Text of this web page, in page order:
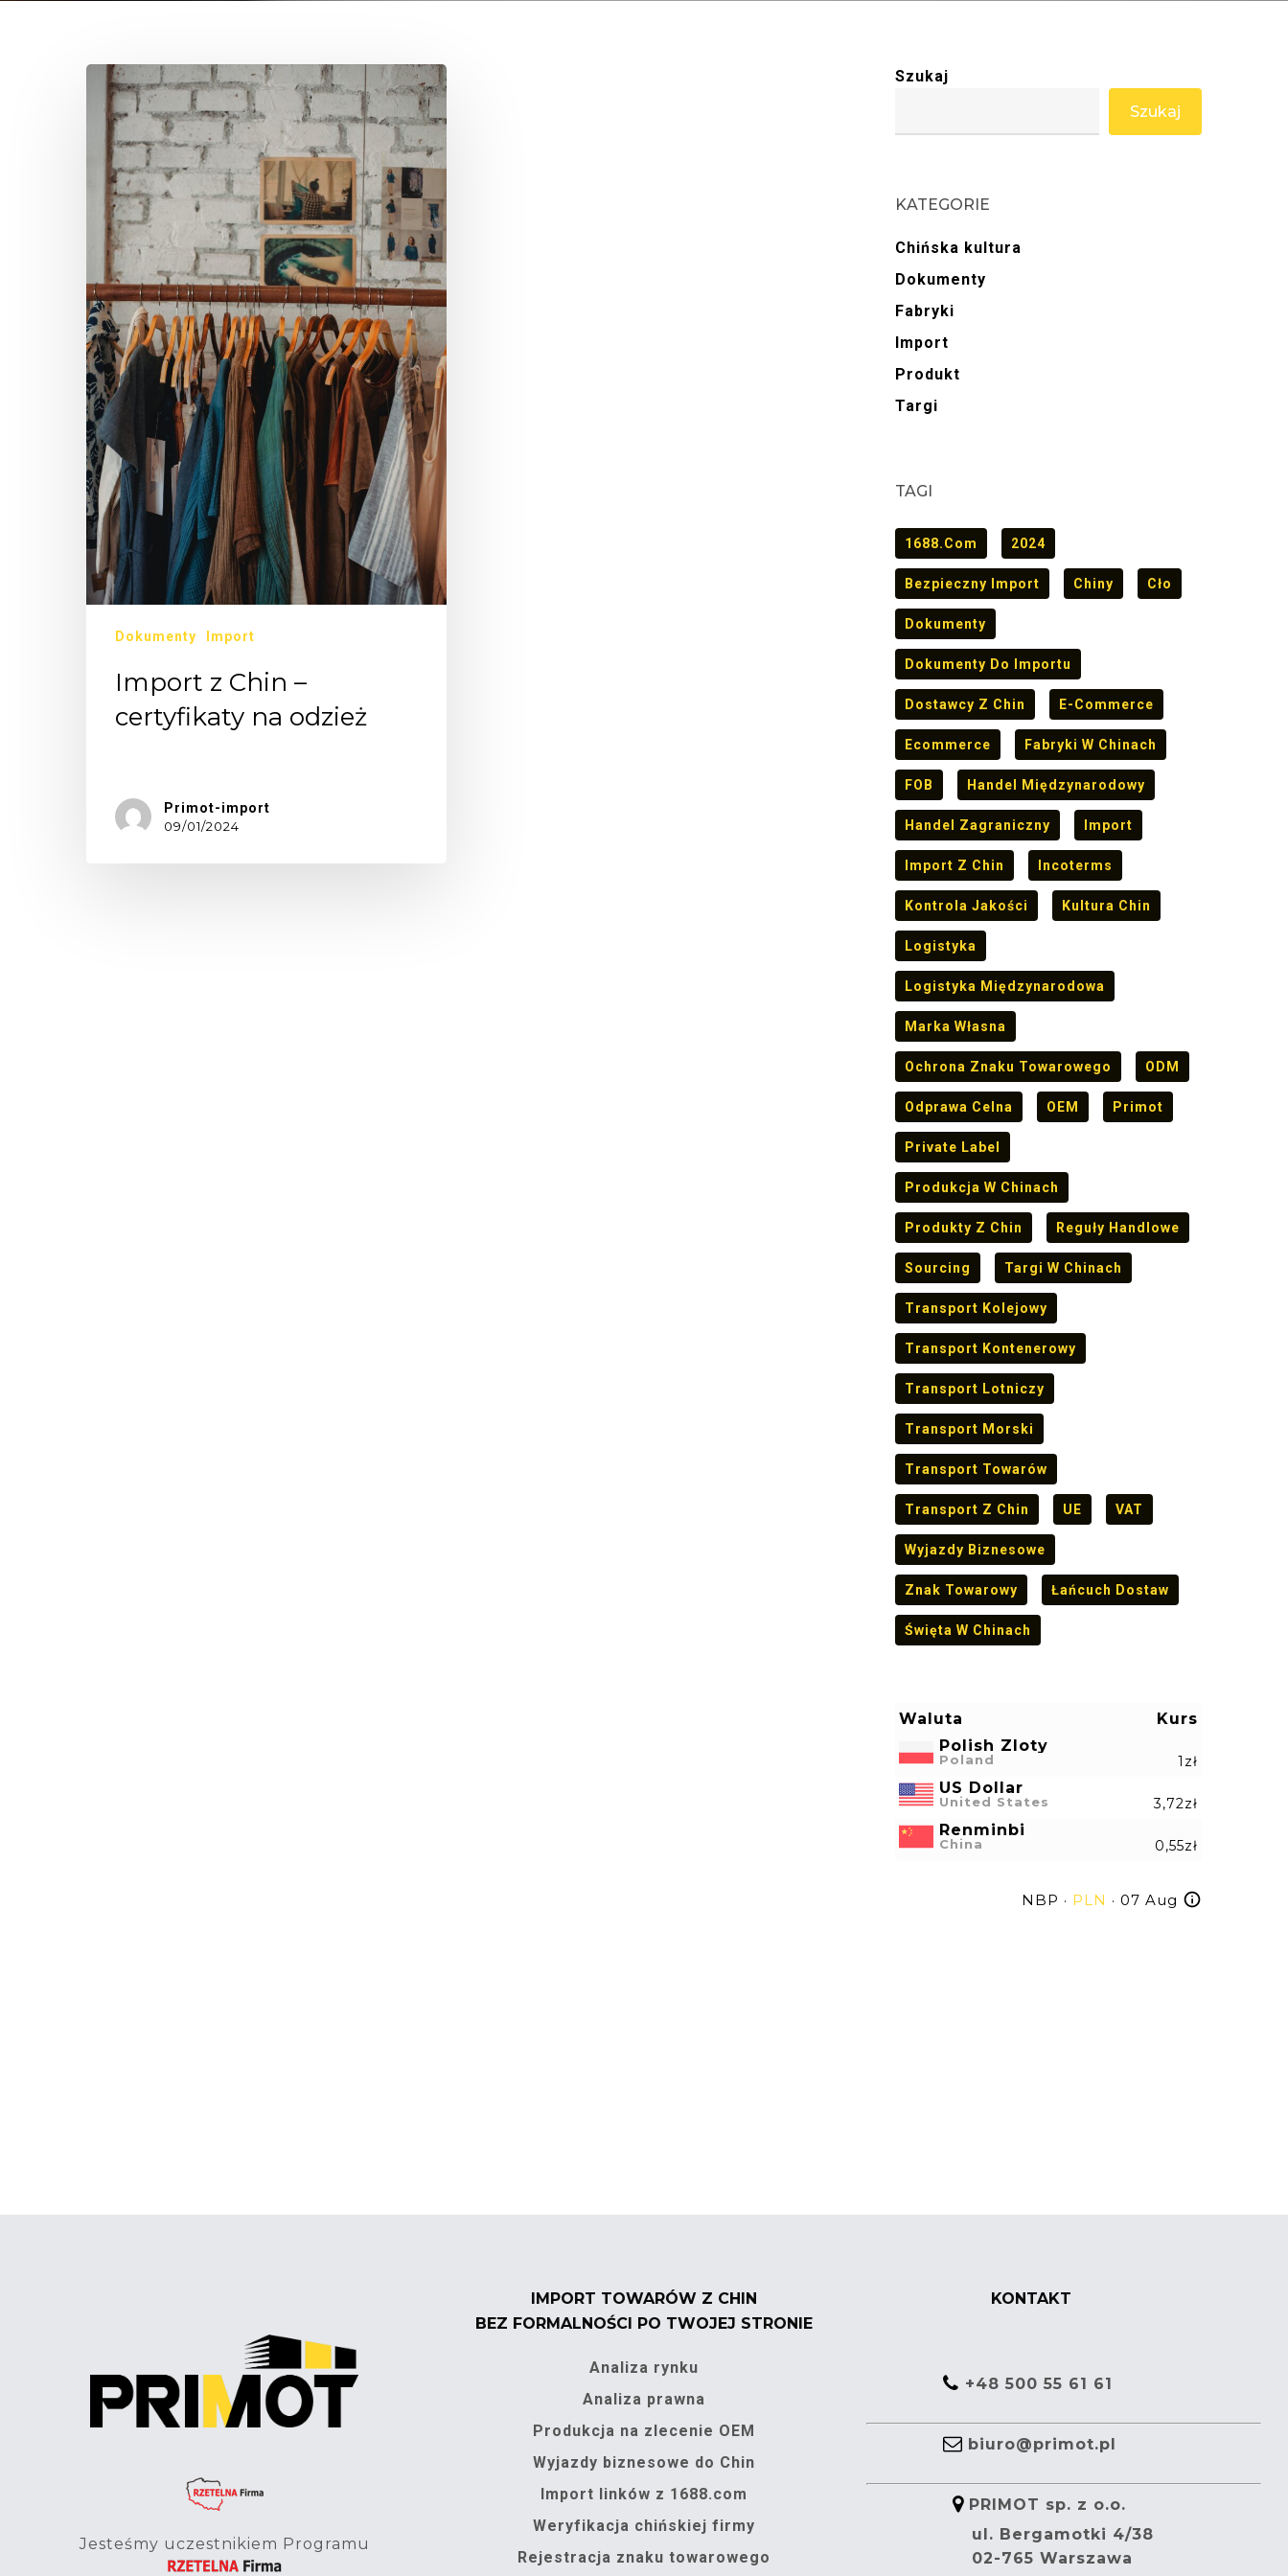
Dokumenty Import
Import z Chin –
certyfikaty na odzież
Primot-import
09/01/2024
Szukaj
Szukaj
KATEGORIE
Chińska kultura
Dokumenty
Fabryki
Import
Produkt
Targi
TAGI
1688.com 2024
Bezpieczny Import Chiny Cło
Dokumenty
Dokumenty Do Importu
Dostawcy Z Chin E-Commerce
Ecommerce Fabryki W Chinach
FOB Handel Międzynarodowy
Handel Zagraniczny Import
Import Z Chin Incoterms
Kontrola Jakości Kultura Chin
Logistyka
Logistyka Międzynarodowa
Marka Własna
Ochrona Znaku Towarowego ODM
Odprawa Celna OEM Primot
Private Label
Produkcja W Chinach
Produkty Z Chin Reguły Handlowe
Sourcing Targi W Chinach
Transport Kolejowy
Transport Kontenerowy
Transport Lotniczy
Transport Morski
Transport Towarów
Transport Z Chin UE VAT
Wyjazdy Biznesowe
Znak Towarowy Łańcuch Dostaw
Święta W Chinach
Waluta
Kurs
Polish Zloty
Poland 1zł
US Dollar
United States 3,72zł
Renminbi
China 0,55zł
NBP · PLN · 07 Aug
Jesteśmy uczestnikiem Programu
IMPORT TOWARÓW Z CHIN
BEZ FORMALNOŚCI PO TWOJEJ STRONIE
Analiza rynku
Analiza prawna
Produkcja na zlecenie OEM
Wyjazdy biznesowe do Chin
Import linków z 1688.com
Weryfikacja chińskiej firmy
Rejestracja znaku towarowego
KONTAKT
+48 500 55 61 61
biuro@primot.pl
PRIMOT sp. z o.o.
ul. Bergamotki 4/38
02-765 Warszawa